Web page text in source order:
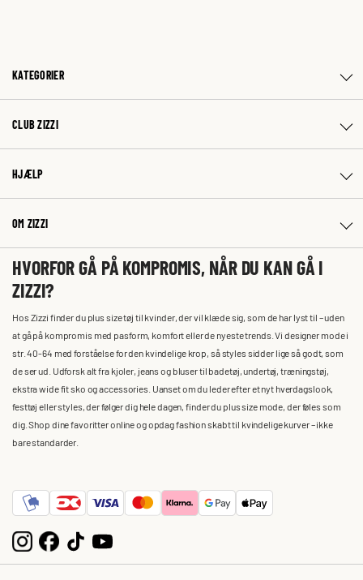
KATEGORIER
CLUB ZIZZI
HJÆLP
OM ZIZZI
HVORFOR GÅ PÅ KOMPROMIS, NÅR DU KAN GÅ I
ZIZZI?
Hos Zizzi finder du plus size tøj til kvinder, der vil klæde sig, som de har lyst til – uden
at gå på kompromis med pasform, komfort eller de nyeste trends. Vi designer mode i
str. 40-64 med forståelse for den kvindelige krop, så styles sidder lige så godt, som
de ser ud. Udforsk alt fra kjoler, jeans og bluser til badetøj, undertøj, træningstøj,
ekstra wide fit sko og accessories. Uanset om du leder efter et nyt hverdagslook,
festtøj eller styles, der følger dig hele dagen, finder du plus size mode, der føles som
dig. Shop dine favoritter online og opdag fashion skabt til kvindelige kurver – ikke
bare standarder.